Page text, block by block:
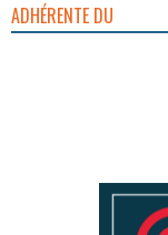
ADHÉRENTE DU